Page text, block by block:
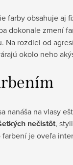
farby obsahuje aj
dokonale zmení
Na rozdiel od
okolo neho
nanáša navlasy
nečistôt,
je oveľa